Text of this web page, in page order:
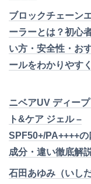
ブロックチェーン
ーラーとは？初心
い方・安全性・お
ールをわかりやす
ニベアUV ディー
ト&ケア ジェル –
SPF50+/PA++++
成分・違い徹底解
石田あゆみ（いし